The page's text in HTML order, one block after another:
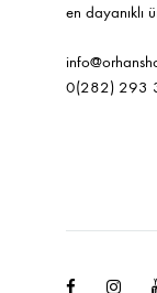
en dayanıklı
0(282) 293
Facebook